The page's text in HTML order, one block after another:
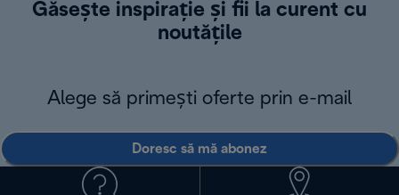
Găsește inspirație și fii la curent cu
noutățile
Alege să primești oferte prin e-mail
Doresc să mă abonez